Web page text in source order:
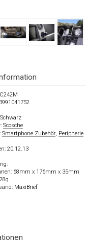
Schwarz
Scosche
Smartphone Zubehör, Peripherie
20.12.13
68mm x 176mm x 35mm
MaxiBrief